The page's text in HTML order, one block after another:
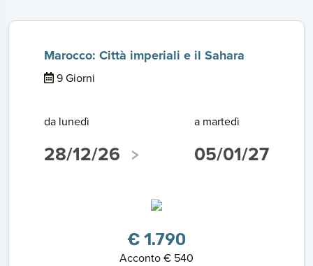
Marocco: Città imperiali e il Sahara
9 Giorni
da lunedì
28/12/26
a martedì
05/01/27
€ 1.790
Acconto € 540